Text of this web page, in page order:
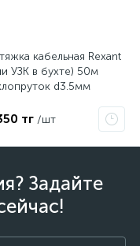
кабельная Rexant
УЗК в бухте) 50м
d3.5мм
тг /шт
Задайте